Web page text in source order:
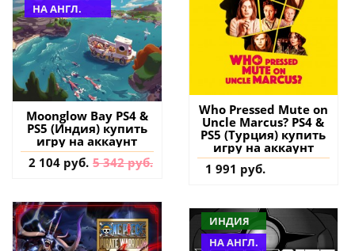
НА АНГЛ.
Moonglow Bay PS4 &
PS5 (Индия) купить
игру на аккаунт
2 104 руб. 5 342 руб.
Who Pressed Mute on
Uncle Marcus? PS4 &
PS5 (Турция) купить
игру на аккаунт
1 991 руб.
ИНДИЯ
НА АНГЛ.